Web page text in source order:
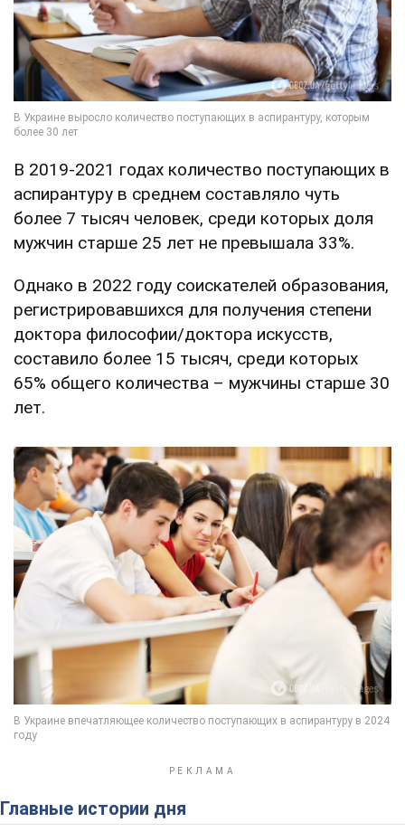
В 2019-2021 годах количество поступающих в
аспирантуру в среднем составляло чуть
более 7 тысяч человек, среди которых доля
мужчин старше 25 лет не превышала 33%.
Однако в 2022 году соискателей образования,
регистрировавшихся для получения степени
доктора философии/доктора искусств,
составило более 15 тысяч, среди которых
65% общего количества – мужчины старше 30
лет.
Главные истории дня